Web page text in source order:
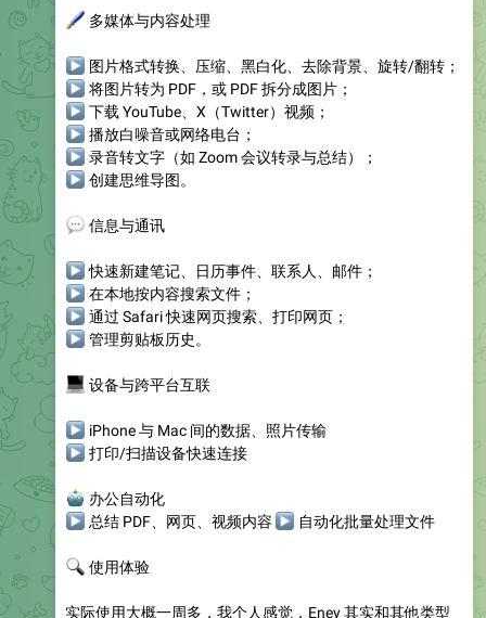
多媒体与内容处理
图片格式转换、压缩、黑白化、去除背景、旋转/翻转；
将图片转为 PDF，或 PDF 拆分成图片；
下载 YouTube、X（Twitter）视频；
播放白噪音或网络电台；
录音转文字（如 Zoom 会议转录与总结）；
创建思维导图。
信息与通讯
快速新建笔记、日历事件、联系人、邮件；
在本地按内容搜索文件；
通过 Safari 快速网页搜索、打印网页；
管理剪贴板历史。
设备与跨平台互联
iPhone 与 Mac 间的数据、照片传输
打印/扫描设备快速连接
办公自动化
总结 PDF、网页、视频内容
▶自动化批量处理文件
使用体验
实际使用大概一周多，我个人感觉，Eney 其实和其他类型